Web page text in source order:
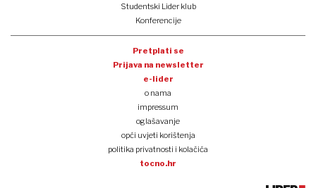
Studentski Lider klub
Konferencije
Pretplati se
Prijava na newsletter
e-lider
o nama
impressum
oglašavanje
opći uvjeti korištenja
politika privatnosti i kolačića
tocno.hr